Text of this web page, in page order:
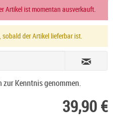
Artikel ist momentan ausverkauft.
der Artikel lieferbar ist.
zur Kenntnis genommen.
39,90 €